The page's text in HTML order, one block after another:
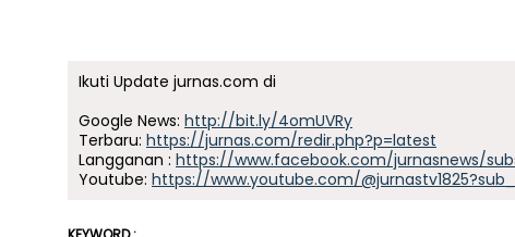
Ikuti Update jurnas.com di
Google News: http://bit.ly/4omUVRy
Terbaru: https://jurnas.com/redir.php?p=latest
Langganan : https://www.facebook.com/jurnasnews/
Youtube: https://www.youtube.com/